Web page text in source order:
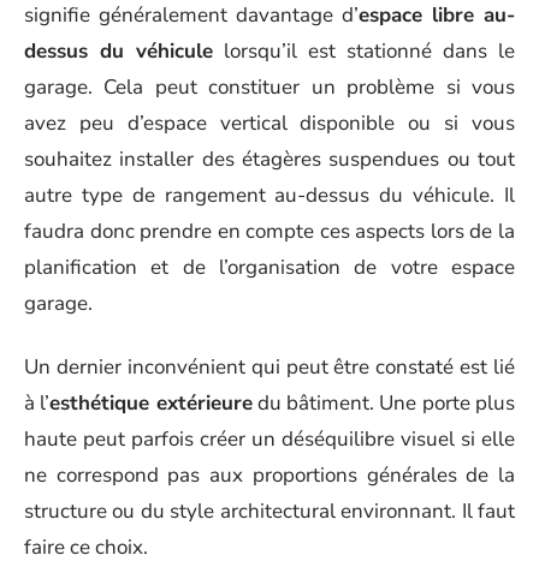
signifie généralement davantage d’espace libre au-
dessus du véhicule lorsqu’il est stationné dans le
garage. Cela peut constituer un problème si vous
avez peu d’espace vertical disponible ou si vous
souhaitez installer des étagères suspendues ou tout
autre type de rangement au-dessus du véhicule. Il
faudra donc prendre en compte ces aspects lors de la
planification et de l’organisation de votre espace
garage.
Un dernier inconvénient qui peut être constaté est lié
à l’esthétique extérieuredu bâtiment. Une porte plus
haute peut parfois créer un déséquilibre visuel si elle
ne correspond pas aux proportions générales de la
structure ou du style architectural environnant. Il faut
faire ce choix.